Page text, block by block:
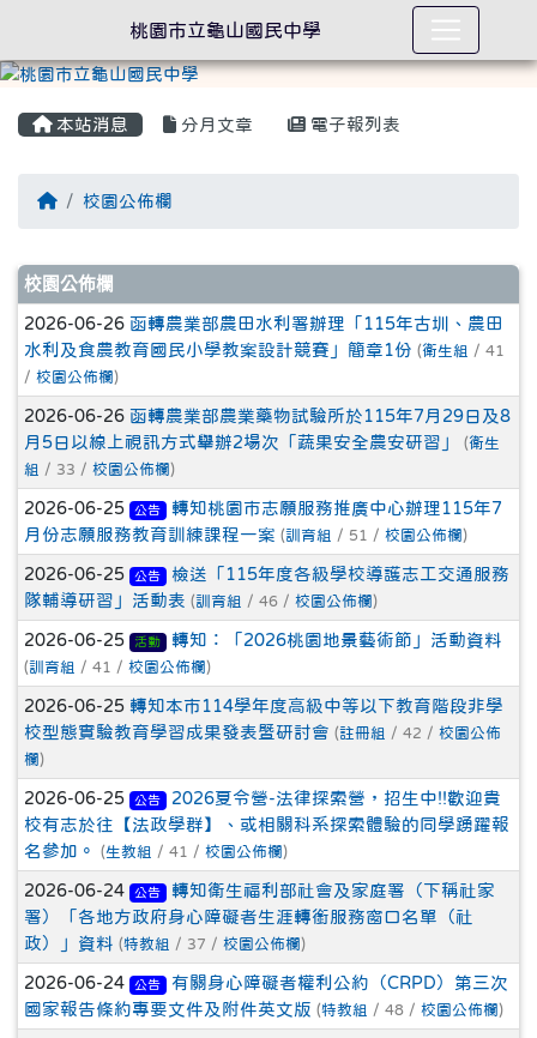
本站消息 分月文章 電子報列表
回首頁校園公佈欄
文章列表
校園公佈欄
2026-06-26 函轉農業部農田水利署辦理「115年古圳、農田
水利及食農教育國民小學教案設計競賽」簡章1份 (衛生組 / 41
/ 校園公佈欄 )
2026-06-26 函轉農業部農業藥物試驗所於115年7月29日及8
月5日以線上視訊方式舉辦2場次「蔬果安全農安研習」
(衛生
組 / 33 / 校園公佈欄 )
2026-06-25 公告
轉知桃園市志願服務推廣中心辦理115年7
月份志願服務教育訓練課程一案 (訓育組 / 51 / 校園公佈欄 )
2026-06-25 公告
檢送「115年度各級學校導護志工交通服務
隊輔導研習」活動表 (訓育組 / 46 / 校園公佈欄 )
2026-06-25 活動 轉知：「2026桃園地景藝術節」活動資料
(訓育組 / 41 / 校園公佈欄 )
2026-06-25 轉知本市114學年度高級中等以下教育階段非學
校型態實驗教育學習成果發表暨研討會 (註冊組 / 42 / 校園公佈
欄 )
2026-06-25 公告
2026夏令營-法律探索營，招生中!!歡迎貴
校有志於往【法政學群】、或相關科系探索體驗的同學踴躍報
名參加。
(生教組 / 41 / 校園公佈欄 )
2026-06-24 公告
轉知衛生福利部社會及家庭署（下稱社家
署）「各地方政府身心障礙者生涯轉銜服務窗口名單（社
政）」資料 (特教組 / 37 / 校園公佈欄 )
2026-06-24 公告
有關身心障礙者權利公約（CRPD）第三次
國家報告條約專要文件及附件英文版 (特教組 / 48 / 校園公佈欄 )
桃園市立龜山國民中學